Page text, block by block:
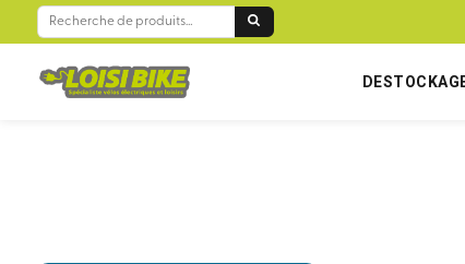
RECHERCHE
BIENVENUE SUR LOISIBIKE RÉUNION !